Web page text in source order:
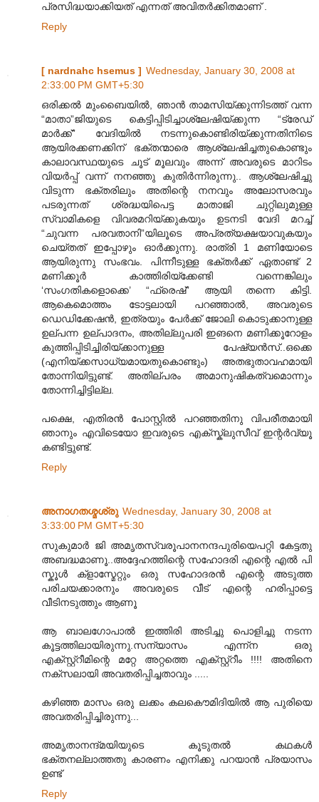
പ്രസിദ്ധയാക്കിയത് എന്നത് അവിതര്‍ക്കിതമാണ് .
Reply
[ nardnahc hsemus ] Wednesday, January 30, 2008 at
2:33:00 PM GMT+5:30
ഒരിക്കല്‍ മുംബൈയില്‍, ഞാന്‍ താമസിയ്ക്കുന്നിടത്ത് വന്ന
“മാതാ”ജിയുടെ കെട്ടിപ്പിടിച്ചാശ്ലേഷിയ്ക്കുന്ന “ട്രേഡ്
മാര്‍ക്ക്” വേദിയില്‍ നടന്നുകൊണ്ടിരിയ്ക്കുന്നതിനിടെ
ആയിര‍ക്കണക്കിന് ഭക്തന്മാരെ ആശ്ലേഷിച്ചതുകൊണ്ടും
കാലാവസ്ഥയുടെ ചൂട് മൂലവും അന്ന് അവരുടെ മാറിടം
വിയര്‍പ്പ് വന്ന് നനഞ്ഞു കുതിര്‍ന്നിരുന്നു.. ആശ്ലേഷിച്ചു
വിടുന്ന ഭക്തരിലും അതിന്റെ നനവും അലോസരവും
പടരുന്നത് ശ്രദ്ധയിപെട്ട മാതാജി ചുറ്റിലുമുള്ള
സ്വാമികളെ വിവരമറിയ്ക്കുകയും ഉടനടി വേദി മറച്ച്
“ചുവന്ന പരവതാനി”യിലൂടെ അപ്രത്യക്ഷയാവുകയും
ചെയ്തത് ഇപ്പോഴും ഓര്‍ക്കുന്നു. രാത്രി 1 മണിയോടെ
ആയിരുന്നു സംഭവം. പിന്നീടുള്ള ഭക്തര്‍ക്ക് ഏതാണ്ട് 2
മണിക്കൂര്‍ കാത്തിരിയ്ക്കേണ്ടി വന്നെങ്കിലും
‘സംഗതികളൊക്കെ’ “ഫ്രെഷ്” ആയി തന്നെ കിട്ടി.
ആകെമൊത്തം ടോട്ടലായി പറഞ്ഞാല്‍, അവരുടെ
ഡെഡിക്കേഷന്‍, ഇത്രയും പേര്‍ക്ക് ജോലി കൊടുക്കാനുള്ള
ഉല്പന്ന ഉല്പാദനം, അതില്ലുപരി ഇങനെ മണിക്കൂറോളം
കുത്തിപ്പിടിച്ചിരിയ്ക്കാനുള്ള പേഷ്യന്‍സ്..ഒക്കെ
(എനിയ്ക്കസാധ്യമായതുകൊണ്ടും) അതഭുതാവഹമായി
തോന്നിയിട്ടുണ്ട്. അതില്പരം അമാനുഷികത്വമൊന്നും
തോന്നിച്ചിട്ടില്ല.
പക്ഷെ, എതിരന്‍ പോസ്റ്റില്‍ പറഞ്ഞതിനു വിപരീതമായി
ഞാനും എവിടെയോ ഇവരുടെ എക്സ്ക്ലുസീവ് ഇന്റര്‍വ്യൂ
കണ്ടിട്ടുണ്ട്.
Reply
അനാഗതശ്മശ്രു Wednesday, January 30, 2008 at
3:33:00 PM GMT+5:30
സുകുമാര്‍ ജി അമൃതസ്വരൂപാനനന്ദപുരിയെപറ്റി കേട്ടതു
അബദ്ധമാണൂ..അദ്ദേഹത്തിന്റെ സഹോദരി എന്റെ എല്‍ പി
സ്കൂള്‍ ക്ളാസ്മേറ്റും ഒരു സഹോദരന്‍ എന്റെ അടുത്ത
പരിചയക്കാരനും അവരുടെ വീട് എന്റെ ഹരിപ്പാട്ടെ
വീടിനടുത്തും ആണൂ
ആ ബാലഗോപാല്‍ ഇത്തിരി അടിച്ചു പൊളിച്ചു നടന്ന
കൂട്ടത്തിലായിരുന്നു.സന്യാസം എന്ന്ന ഒരു
എക്സ്റ്റ്റീമിന്റെ മറ്റേ അറ്റത്തെ എക്സ്റ്റ്റീം !!!! അതിനെ
നക്സലായി അവതരിപ്പിച്ചതാവും .....
കഴിഞ്ഞ മാസം ഒരു ലക്കം കലകൌമിദിയില്‍ ആ പുരിയെ
അവതരിപ്പിച്ചിരുന്നു...
അമൃതാനന്ദ്മയിയുടെ കൂടുതല്‍ കഥകള്‍
ഭക്തനല്ലാത്തതു കാരണം എനിക്കു പറയാന്‍ പ്രയാസം
ഉണ്ട്
Reply